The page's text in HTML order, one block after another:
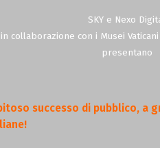
SKY e Nexo
in collaborazione con i Musei
presentano
successo di pubblico, a